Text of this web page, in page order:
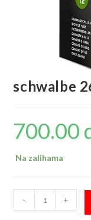
schwalbe
700.00
Na zalihama
schwalbe
26x1.3/8
- +